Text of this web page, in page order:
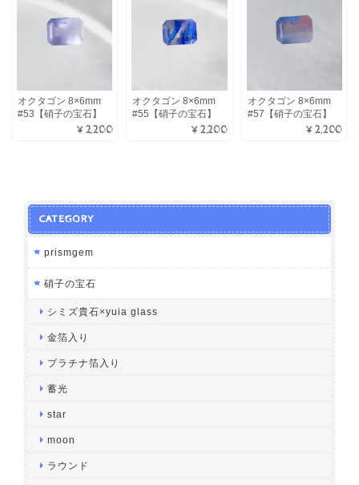
オクタゴン 8×6mm
#53【硝子の宝石】
¥2,200
オクタゴン 8×6mm
#55【硝子の宝石】
¥2,200
オクタゴン 8×6mm
#57【硝子の宝石】
¥2,200
CATEGORY
prismgem
硝子の宝石
シミズ貴石×yuia glass
金箔入り
プラチナ箔入り
蓄光
star
moon
ラウンド